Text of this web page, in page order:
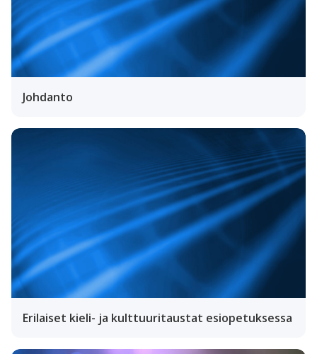
Johdanto
Erilaiset kieli- ja kulttuuritaustat esiopetuksessa